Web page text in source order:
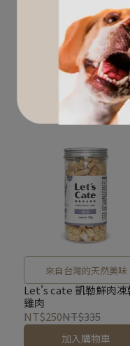
來自台灣的天然美味
Let's cate 凱勒鮮肉
NT$335
加入購物車
來自台灣的天然美味
Let's cate 凱勒鮮肉凍
雞肉
NT$250NT$335
加入購物車